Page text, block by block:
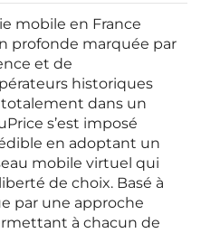
mobile en France
profonde marquée par
et de
historiques
totalement dans un
s’est imposé
en adoptant un
mobile virtuel qui
de choix. Basé à
par une approche
à chacun de